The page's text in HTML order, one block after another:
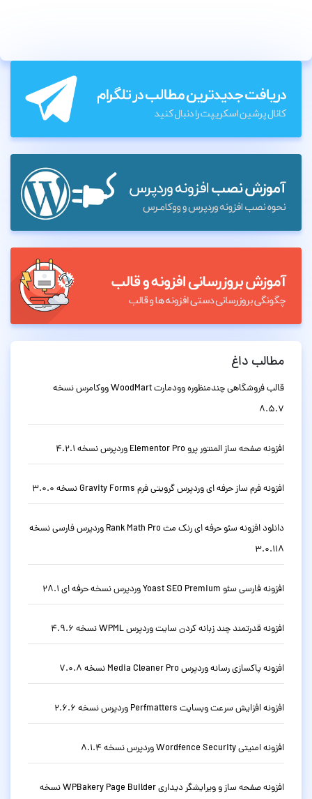
مطالب داغ
قالب فروشگاهی چندمنظوره وودمارت WoodMart ووکامرس نسخه
8.5.7
افزونه صفحه ساز المنتور پرو Elementor Pro وردپرس نسخه 4.2.1
افزونه فرم ساز حرفه ای وردپرس گرویتی فرم Gravity Forms نسخه 3.0.0
دانلود افزونه سئو حرفه ای رنک مث Rank Math Pro وردپرس فارسی نسخه
3.0.118
افزونه فارسی سئو Yoast SEO Premium وردپرس نسخه حرفه ای 28.1
افزونه قدرتمند چند زبانه کردن سایت وردپرس WPML نسخه 4.9.6
افزونه پاکسازی رسانه وردپرس Media Cleaner Pro نسخه 7.0.8
افزونه افزایش سرعت وبسایت Perfmatters وردپرس نسخه 2.6.6
افزونه امنیتی Wordfence Security وردپرس نسخه 8.1.4
افزونه صفحه ساز و ویرایشگر دیداری WPBakery Page Builder نسخه